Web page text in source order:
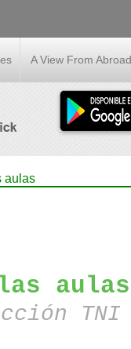
A View From Abroad
aulas
aulas